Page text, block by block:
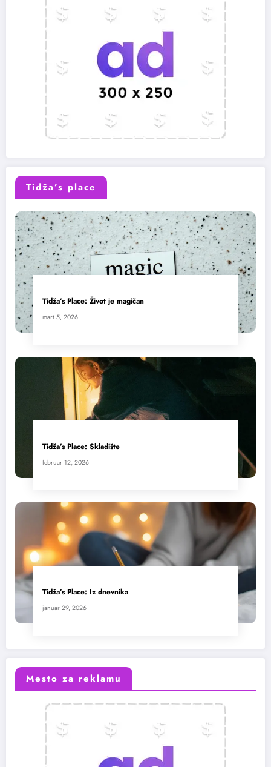
Tidža’s place
Tidža’s Place: Život je magičan
mart 5, 2026
Tidža’s Place: Skladište
februar 12, 2026
Tidža’s Place: Iz dnevnika
januar 29, 2026
Mesto za reklamu